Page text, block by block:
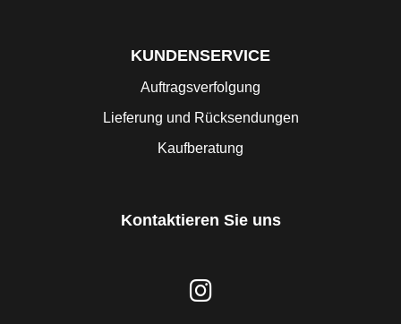
KUNDENSERVICE
Auftragsverfolgung
Lieferung und Rücksendungen
Kaufberatung
Kontaktieren Sie uns